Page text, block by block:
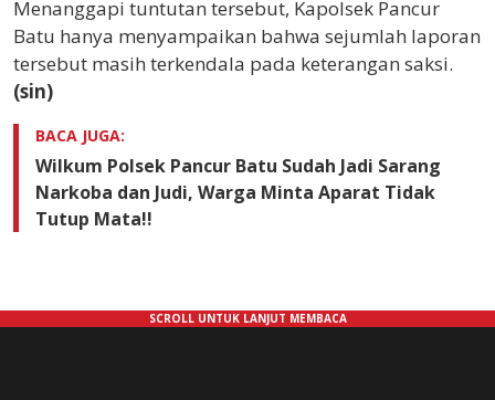
Menanggapi tuntutan tersebut, Kapolsek Pancur
Batu hanya menyampaikan bahwa sejumlah laporan
tersebut masih terkendala pada keterangan saksi.
(sin)
BACA JUGA:
Wilkum Polsek Pancur Batu Sudah Jadi Sarang
Narkoba dan Judi, Warga Minta Aparat Tidak
Tutup Mata!!